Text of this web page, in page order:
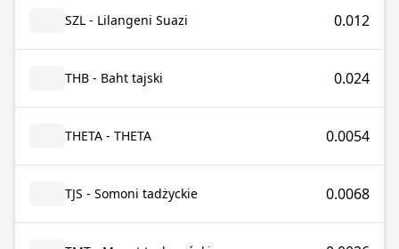
SZL - Lilangeni Suazi 0.012
THB - Baht tajski 0.024
THETA - THETA 0.0054
TJS - Somoni tadżyckie 0.0068